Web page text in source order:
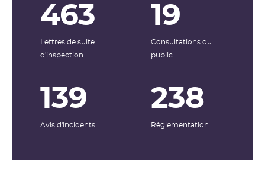
463
Lettres de suite
d'inspection
19
Consultations du
public
139
Avis d'incidents
238
Rêglementation